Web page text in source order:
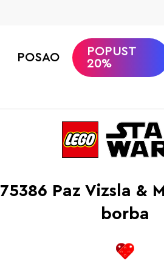
POSAO
POPUST
20%
75386 Paz Vizsla &
borba